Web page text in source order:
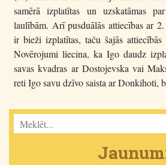
samērā izplatītas un uzskatāmas
laulībām. Arī pusduālās attiecības ar
ir bieži izplatītas, taču šajās
Novērojumi liecina, ka Igo daudz
savas kvadras ar Dostojevska vai
reti Igo savu dzīvo saista ar Donkihoti,